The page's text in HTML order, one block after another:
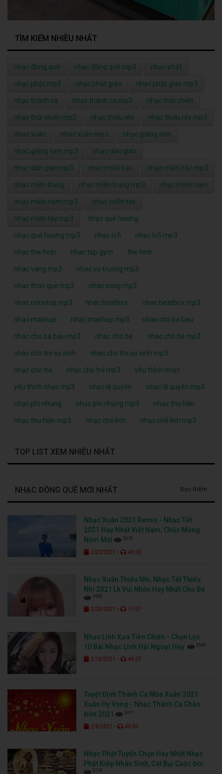
TÌM KIẾM NHIỀU NHẤT
nhạc đồng quê nhạc đồng quê mp3 nhạc phật
nhạc phật mp3 nhạc phật giáo nhạc phật giáo mp3
nhạc thánh ca nhạc thánh ca mp3 nhạc thời chiến
nhạc thời chiến mp3 nhạc thiếu nhi nhạc thiếu nhi mp3
nhạc xuân nhạc xuân mp3 nhạc giáng sinh
nhạc giáng sinh mp3 nhạc dân gian
nhạc dân gian mp3 nhạc miền bắc nhạc miền bắc mp3
nhạc miền trung nhạc miền trung mp3 nhạc miền nam
nhạc miền nam mp3 nhạc miền tây
nhạc miền tây mp3 nhạc quê hương
nhạc quê hương mp3 nhạc lofi nhạc lofi mp3
nhac the hinh nhac tap gym the hinh
nhac vang mp3 nhac vu truong mp3
nhac thon que mp3 nhac song mp3
nhac nonstop mp3 nhac beatbox nhac beatbox mp3
nhạc mashup nhạc mashup mp3 nhac cho ba bau
nhac cho ba bau mp3 nhac cho be nhac cho be mp3
nhac cho tre so sinh nhac cho tre so sinh mp3
nhạc cho trẻ nhạc cho trẻ mp3 yêu thích nhạc
yêu thích nhạc mp3 nhạc lệ quyên nhạc lệ quyên mp3
nhạc phi nhung nhạc phi nhung mp3 nhạc thu hiền
nhạc thu hiền mp3 nhạc chế linh nhạc chế linh mp3
TOP LIST XEM NHIỀU NHẤT
NHẠC ĐỒNG QUÊ MỚI NHẤT Đọc thêm
Nhạc Xuân 2021 Remix - Nhạc Tết
2021 Hay Nhất Việt Nam, Chúc Mừng
Năm Mới
3318
2/23/2021 - 40:00
Nhạc Xuân Thiếu Nhi, Nhạc Tết Thiếu
Nhi 2021 Lk Vui Nhộn Hay Nhất Cho Bé
3662
2/20/2021 - 17:07
Nhạc Lính Xưa Tiền Chiến - Chọn Lọc
10 Bài Nhạc Lính Hải Ngoại Hay
5585
2/18/2021 - 44:07
Tuyệt Đỉnh Thánh Ca Mùa Xuân 2021
Xuân Hy Vọng - Nhạc Thánh Ca Chào
Đón 2021
3611
2/9/2021 - 40:00
Nhạc Phật Tuyển Chọn Hay Nhất Nhạc
Phật Kiếp Nhân Sinh, Cát Bụi Cuộc Đời
3739